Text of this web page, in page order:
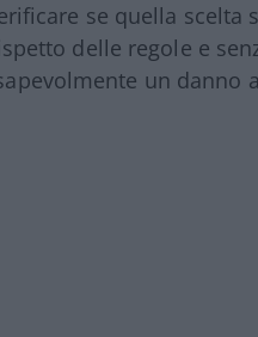
se quella scelta
delle regole e
un danno